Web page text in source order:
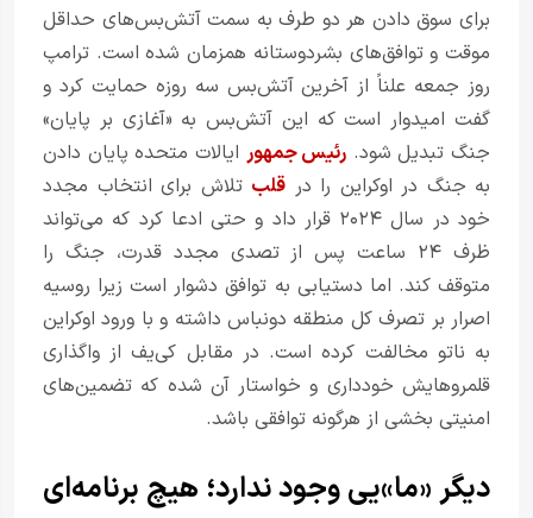
برای سوق دادن هر دو طرف به سمت آتش‌بس‌های حداقل
موقت و توافق‌های بشردوستانه همزمان شده است. ترامپ
روز جمعه علناً از آخرین آتش‌بس سه روزه حمایت کرد و
گفت امیدوار است که این آتش‌بس به «آغازی بر پایان»
جنگ تبدیل شود. رئیس جمهور ایالات متحده پایان دادن
به جنگ در اوکراین را در قلب تلاش برای انتخاب مجدد
خود در سال ۲۰۲۴ قرار داد و حتی ادعا کرد که می‌تواند
ظرف ۲۴ ساعت پس از تصدی مجدد قدرت، جنگ را
متوقف کند. اما دستیابی به توافق دشوار است زیرا روسیه
اصرار بر تصرف کل منطقه دونباس داشته و با ورود اوکراین
به ناتو مخالفت کرده است. در مقابل کی‌یف از واگذاری
قلمروهایش خودداری و خواستار آن شده که تضمین‌های
امنیتی بخشی از هرگونه توافقی باشد.
دیگر «ما»یی وجود ندارد؛ هیچ برنامه‌ای